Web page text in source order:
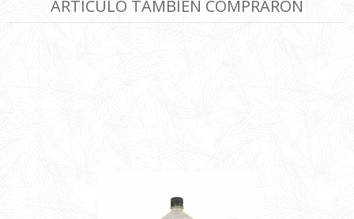
ARTÍCULO TAMBIÉN COMPRARON